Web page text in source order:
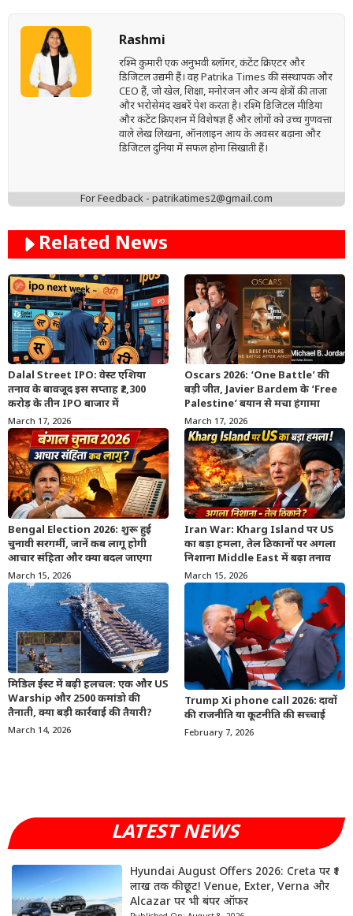
Rashmi
रश्मि कुमारी एक अनुभवी ब्लॉगर, कंटेंट क्रिएटर और
डिजिटल उद्यमी हैं। वह Patrika Times की संस्थापक और
CEO हैं, जो खेल, शिक्षा, मनोरंजन और अन्य क्षेत्रों की ताज़ा
और भरोसेमंद खबरें पेश करता है। रश्मि डिजिटल मीडिया
और कंटेंट क्रिएशन में विशेषज्ञ हैं और लोगों को उच्च गुणवत्ता
वाले लेख लिखना, ऑनलाइन आय के अवसर बढ़ाना और
डिजिटल दुनिया में सफल होना सिखाती हैं।
For Feedback - patrikatimes2@gmail.com
Related News
Dalal Street IPO: वेस्ट एशिया
तनाव के बावजूद इस सप्ताह ₹2,300
करोड़ के तीन IPO बाजार में
March 17, 2026
Oscars 2026: ‘One Battle’ की
बड़ी जीत, Javier Bardem के ‘Free
Palestine’ बयान से मचा हंगामा
March 17, 2026
Bengal Election 2026: शुरू हुई
चुनावी सरगर्मी, जानें कब लागू होगी
आचार संहिता और क्या बदल जाएगा
March 15, 2026
Iran War: Kharg Island पर US
का बड़ा हमला, तेल ठिकानों पर अगला
निशाना Middle East में बढ़ा तनाव
March 15, 2026
मिडिल ईस्ट में बढ़ी हलचल: एक और US
Warship और 2500 कमांडो की
तैनाती, क्या बड़ी कार्रवाई की तैयारी?
March 14, 2026
Trump Xi phone call 2026: दावों
की राजनीति या कूटनीति की सच्चाई
February 7, 2026
LATEST NEWS
Hyundai August Offers 2026: Creta पर ₹1
लाख तक की छूट! Venue, Exter, Verna और
Alcazar पर भी बंपर ऑफर